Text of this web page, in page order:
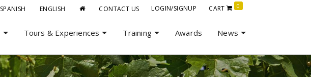
SPANISH ENGLISH CONTACT US LOGIN/SIGNUP CART 0
Tours & Experiences Training Awards News